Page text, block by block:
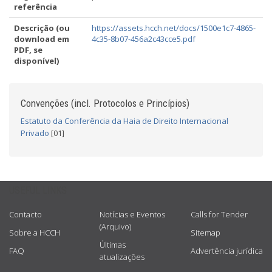
referência
Descrição (ou
download em
PDF, se
disponível)
https://assets.hcch.net/docs/1500e1c7-4865-
4c35-8b07-456a2c43cce5.pdf
Convenções (incl. Protocolos e Princípios)
Estatuto da Conferência da Haia de Direito Internacional
Privado [01]
Contacto
Sobre a HCCH
FAQ
Notícias e Eventos
(Arquivo)
Últimas
atualizações
Calls for Tender
Sitemap
Advertência jurídica